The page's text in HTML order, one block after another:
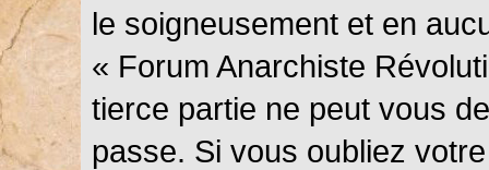
le soigneusement et en
« Forum Anarchiste
tierce partie ne peut vous
passe. Si vous oubliez